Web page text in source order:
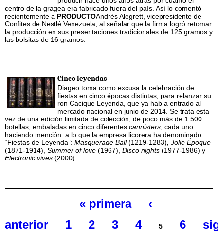
centro de la gragea era fabricado fuera del país. Así lo comentó
recientemente a PRODUCTOAndrés Alegrett, vicepresidente de
Confites de Nestlé Venezuela, al señalar que la firma logró retomar
la producción en sus presentaciones tradicionales de 125 gramos y
las bolsitas de 16 gramos.
Cinco leyendas
Diageo toma como excusa la celebración de
fiestas en cinco épocas distintas, para relanzar su
ron Cacique Leyenda, que ya había entrado al
mercado nacional en junio de 2014. Se trata esta
vez de una edición limitada de colección, de poco más de 1.500
botellas, embaladas en cinco diferentes cannisters, cada uno
haciendo mención a lo que la empresa licorera ha denominado
“Fiestas de Leyenda”: Masquerade Ball(1219-1283), Jolie Époque
(1871-1914), Summer of love (1967), Disco nights (1977-1986) y
Electronic vives (2000).
Páginas
« primera
‹
anterior
1 2 3 4 5 6